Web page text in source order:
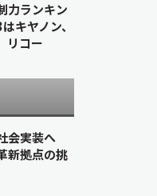
力ランキン
キヤノン、
リコー
会実装へ
新拠点の挑